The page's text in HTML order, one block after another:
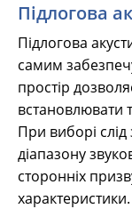
Підлогова
Підлогова
самим
простір
встановлювати
При виборі
діапазону
сторонніх
характеристики.